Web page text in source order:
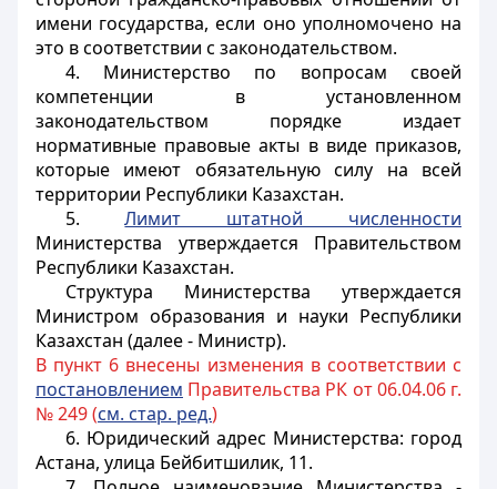
имени государства, если оно уполномочено на
это в соответствии с законодательством.
4. Министерство по вопросам своей
компетенции в установленном
законодательством порядке издает
нормативные правовые акты в виде приказов,
которые имеют обязательную силу на всей
территории Республики Казахстан.
5.Лимит штатной численности
Министерства утверждается Правительством
Республики Казахстан.
Структура Министерства утверждается
Министром образования и науки Республики
Казахстан (далее - Министр).
В пункт 6 внесены изменения в соответствии с
постановлением Правительства РК от 06.04.06 г.
№ 249 (см. стар. ред.)
6. Юридический адрес Министерства: город
Астана, улица Бейбитшилик, 11.